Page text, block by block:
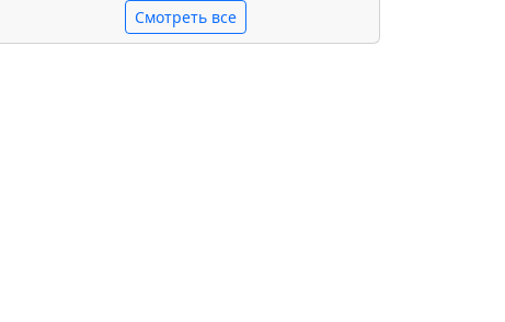
Смотреть все